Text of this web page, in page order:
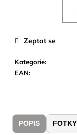
Kategorie:
EAN:
Zeptat se
POPIS FOTKY
m
BĚŽECKÉ
TRAILOVÉ
BOTY